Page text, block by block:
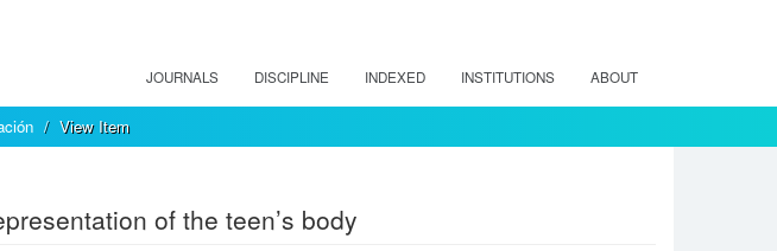
JOURNALS DISCIPLINE INDEXED INSTITUTIONS ABOUT
View Item
of the teen’s body